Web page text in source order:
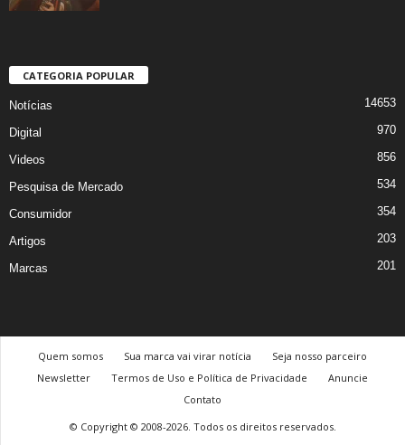
CATEGORIA POPULAR
Notícias 14653
Digital 970
Videos 856
Pesquisa de Mercado 534
Consumidor 354
Artigos 203
Marcas 201
Quem somos Sua marca vai virar notícia
Seja nosso parceiro
Newsletter
Termos de Uso e Política de Privacidade
Anuncie
Contato
© Copyright © 2008-2026. Todos os direitos reservados.